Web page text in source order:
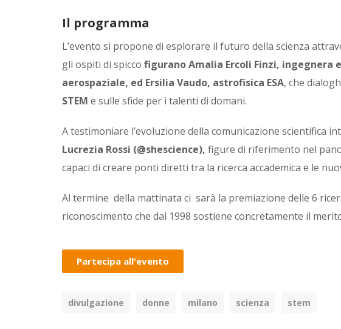
Il programma
L’evento si propone di esplorare il futuro della scienza
gli ospiti di spicco figurano Amalia Ercoli Finzi, ingegnera
aerospaziale, ed Ersilia Vaudo, astrofisica ESA, che
STEM e sulle sfide per i talenti di domani.
A testimoniare l’evoluzione della comunicazione scientifica
Lucrezia Rossi (@shescience), figure di riferimento nel
capaci di creare ponti diretti tra la ricerca accademica e le
Al termine della mattinata ci sarà la premiazione delle 6
riconoscimento che dal 1998 sostiene concretamente il
Partecipa all'evento
divulgazione donne milano scienza stem